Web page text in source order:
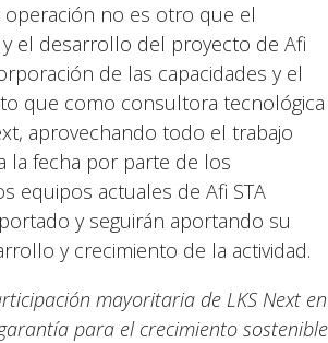
operación no es otro que el
el desarrollo del proyecto de Afi
de las capacidades y el
que como consultora tecnológica
aprovechando todo el trabajo
la fecha por parte de los
equipos actuales de Afi STA
y seguirán aportando su
y crecimiento de la actividad.
mayoritaria de LKS Next en
para el crecimiento sostenible